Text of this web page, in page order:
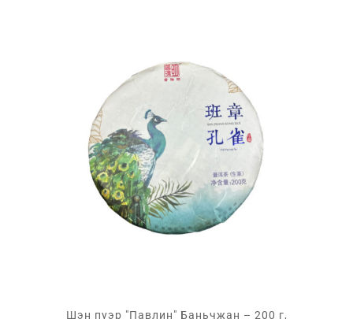
Шэн пуэр "Павлин" Баньчжан – 200 г,